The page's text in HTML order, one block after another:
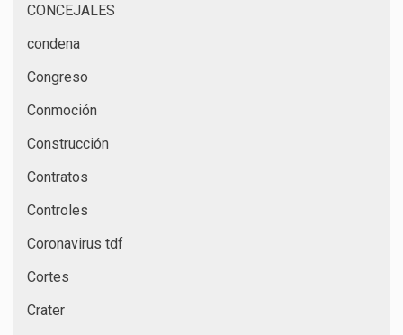
CONCEJALES
condena
Congreso
Conmoción
Construcción
Contratos
Controles
Coronavirus tdf
Cortes
Crater